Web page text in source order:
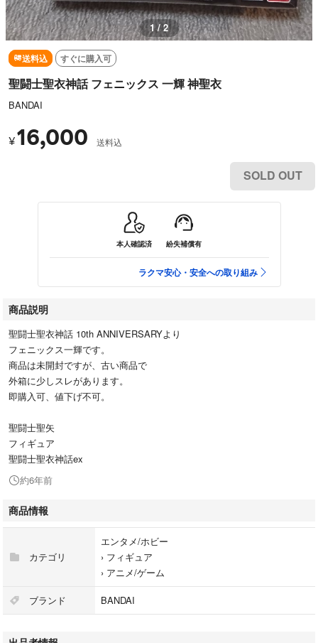
1 / 2
送料込 すぐに購入可
聖闘士聖衣神話 フェニックス 一輝 神聖衣
BANDAI
¥16,000 送料込
SOLD OUT
本人確認済 紛失補償有
ラクマ安心・安全への取り組み
商品説明
聖闘士聖衣神話 10th ANNIVERSARYより
フェニックス一輝です。
商品は未開封ですが、古い商品で
外箱に少しスレがあります。
即購入可、値下げ不可。
聖闘士聖矢
フィギュア
聖闘士聖衣神話ex
約6年前
商品情報
カテゴリ
エンタメ/ホビー
› フィギュア
› アニメ/ゲーム
ブランド BANDAI